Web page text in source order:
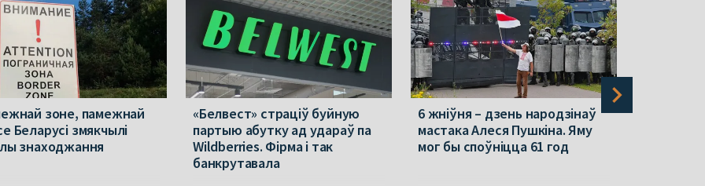
зоне, памежнай
Беларусі змякчылі
знаходжання
«Белвест» страціў буйную
партыю абутку ад удараў па
Wildberries. Фірма і так
банкрутавала
6 жніўня – дзень народзінаў
мастака Алеся Пушкіна. Яму
мог бы споўніцца 61 год